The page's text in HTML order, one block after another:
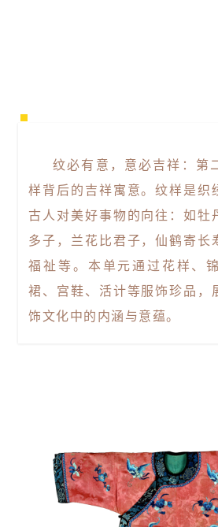
纹必有意，意必吉祥：第
样背后的吉祥寓意。纹样是织
古人对美好事物的向往：如牡
多子，兰花比君子，仙鹤寄长
福祉等。本单元通过花样、
裙、宫鞋、活计等服饰珍品，
饰文化中的内涵与意蕴。